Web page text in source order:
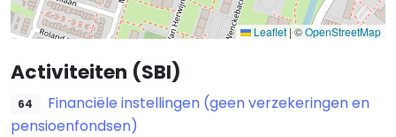
Leaflet | ©OpenStreetMap
Activiteiten (SBI)
64
Financiële instellingen (geen verzekeringen en
pensioenfondsen)